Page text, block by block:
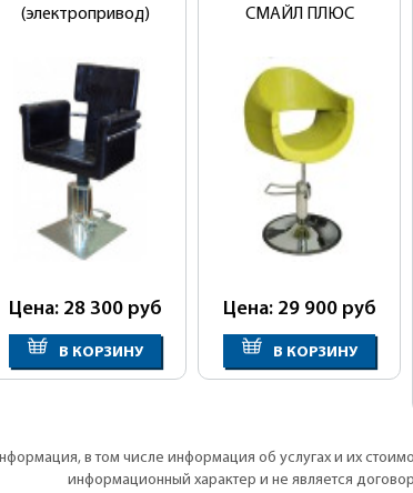
(электропривод)
Цена: 28 300 руб
В КОРЗИНУ
СМАЙЛ ПЛЮС
Цена: 29 900 руб
В КОРЗИНУ
в том числе информация об услугах и их
информационный характер и не является